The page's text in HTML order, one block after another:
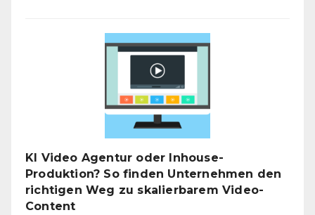
den
Mittelstand:
jetzt
der
richtige
Zeitpunkt
eine
unternehmensweite
KI-
KI Video Agentur oder Inhouse-
Produktion? So finden Unternehmen den
richtigen Weg zu skalierbarem Video-
Content